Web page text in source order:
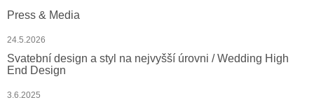
Press & Media
24.5.2026
Svatební design a styl na nejvyšší úrovni / Wedding High
End Design
3.6.2025